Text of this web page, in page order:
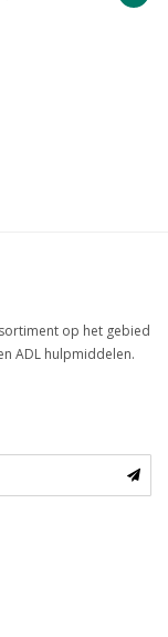
op het gebied
ADL hulpmiddelen.